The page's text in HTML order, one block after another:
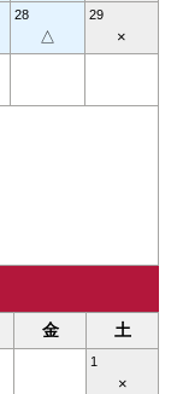
28
△
29
×
金 土
1
×